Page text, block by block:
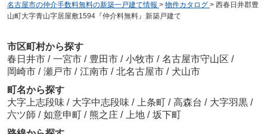
名古屋市の仲介手数料無料の新築一戸建て情報 > 物件カタログ > 西春日井郡豊
山町大字青山字居屋敷1594『仲介料無料』新築戸建て
市区町村から探す
春日井市 / 一宮市 / 豊田市 / 小牧市 / 名古屋市守山区 /
岡崎市 / 瀬戸市 / 江南市 / 北名古屋市 / 犬山市
町名から探す
大字上志段味 / 大字中志段味 / 上条町 / 高森台 / 大字羽黒 /
六ツ師 / 如意申町 / 熊之庄 / 上地 / 坂下町